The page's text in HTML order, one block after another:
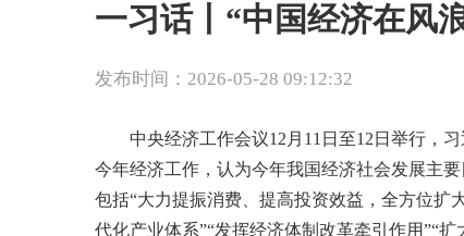
一习话丨“中国经济在风
发布时间：2026-05-28 09:12:32
中央经济工作会议12月11日至12日举行，
今年经济工作，认为今年我国经济社会发展主
包括“大力提振消费、提高投资效益，全方位扩
代化产业体系”“发挥经济体制改革牵引作用”“